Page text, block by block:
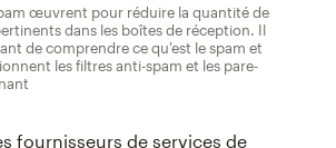
œuvrent pour réduire la quantité de
dans les boîtes de réception. Il
de comprendre ce qu'est le spam et
les filtres anti-spam et les pare-
fournisseurs de services de